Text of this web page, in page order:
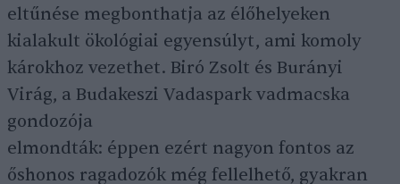
eltűnése megbonthatja az élőhelyeken
kialakult ökológiai egyensúlyt, ami komoly
károkhoz vezethet. Biró Zsolt és Burányi
Virág, a Budakeszi Vadaspark vadmacska
gondozója
elmondták: éppen ezért nagyon fontos az
őshonos ragadozók még fellelhető, gyakran